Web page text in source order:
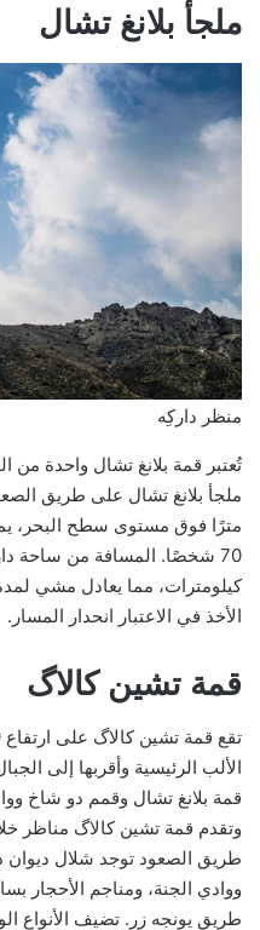
ملجأ بلانغ تشال
منظر داركِه
تُعتبر قمة بلانغ تشال واحدة من
مترًا فوق مستوى سطح البحر،
كيلومترات، مما يعادل مشي
الأخذ في الاعتبار انحدار المسار.
قمة تشين كالاگ
الألب الرئيسية وأقربها إلى
قمة بلانغ تشال وقمم دو شاخ
وتقدم قمة تشين كالاگ مناظر
طريق الصعود توجد شلال ديوان
ووادي الجنة، ومناجم الأحجار
طريق يونجه زر. تضيف الأنواع